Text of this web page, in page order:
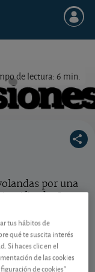
de lectura: 6 min.
por una
Las
tus hábitos de
qué te suscita interés
Si haces clic en el
de las cookies
de cookies"